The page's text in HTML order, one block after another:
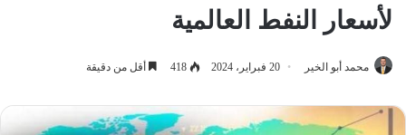
لأسعار النفط العالمية
محمد أبو الخير 20 فبراير، 2024 418 أقل من دقيقة